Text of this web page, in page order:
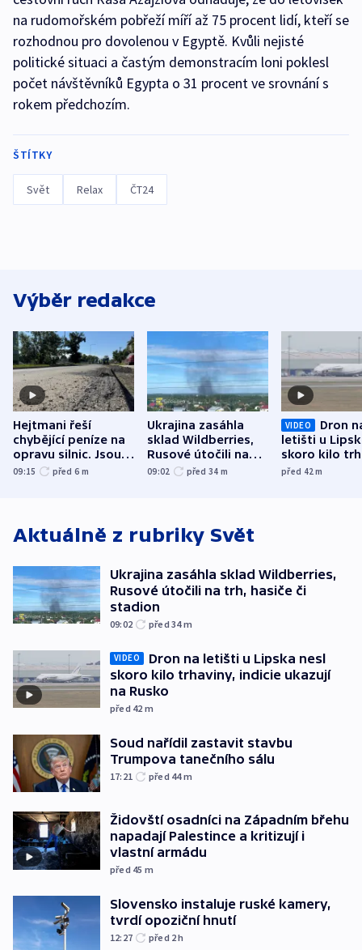
na rudomořském pobřeží míří až 75 procent lidí, kteří se
rozhodnou pro dovolenou v Egyptě. Kvůli nejisté
politické situaci a častým demonstracím loni poklesl
počet návštěvníků Egypta o 31 procent ve srovnání s
rokem předchozím.
ŠTÍTKY
Svět Relax ČT24
Výběr redakce
Hejtmani řeší
chybějící peníze na
opravu silnic. Jsou
nenárokové, namítá
09:15 před 6 m
Ukrajina zasáhla
sklad Wildberries,
Rusové útočili na
trh, hasiče či
09:02 před 34 m
VIDEO
Dron
letišti u
skoro kilo
indicie
před 42m
Aktuálně z rubriky Svět
Ukrajina zasáhla sklad Wildberries,
Rusové útočili na trh, hasiče či
stadion
09:02 před 34m
VIDEO
Dron na letišti u Lipska nesl
skoro kilo trhaviny, indicie ukazují
na Rusko
před 42 m
Soud nařídil zastavit stavbu
Trumpova tanečního sálu
17:21 před 44m
Židovští osadníci na Západním břehu
napadají Palestince a kritizují i
vlastní armádu
před 45 m
Slovensko instaluje ruské kamery,
tvrdí opoziční hnutí
12:27 před 2h